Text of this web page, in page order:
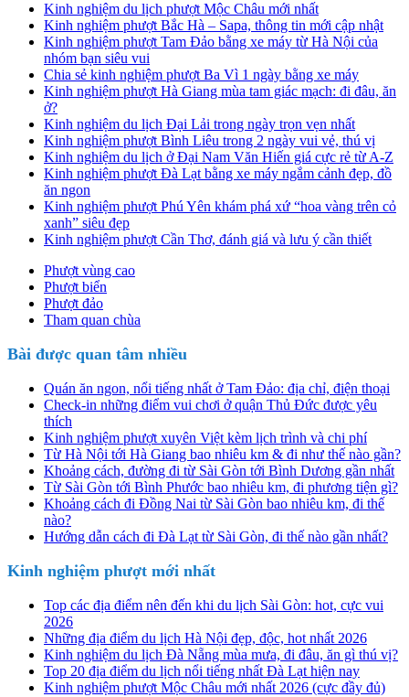
Kinh nghiệm du lịch phượt Mộc Châu mới nhất
Kinh nghiệm phượt Bắc Hà – Sapa, thông tin mới cập nhật
Kinh nghiệm phượt Tam Đảo bằng xe máy từ Hà Nội của
nhóm bạn siêu vui
Chia sẻ kinh nghiệm phượt Ba Vì 1 ngày bằng xe máy
Kinh nghiệm phượt Hà Giang mùa tam giác mạch: đi đâu, ăn
ở?
Kinh nghiệm du lịch Đại Lải trong ngày trọn vẹn nhất
Kinh nghiệm phượt Bình Liêu trong 2 ngày vui vẻ, thú vị
Kinh nghiệm du lịch ở Đại Nam Văn Hiến giá cực rẻ từ A-Z
Kinh nghiệm phượt Đà Lạt bằng xe máy ngắm cảnh đẹp, đồ
ăn ngon
Kinh nghiệm phượt Phú Yên khám phá xứ “hoa vàng trên cỏ
xanh” siêu đẹp
Kinh nghiệm phượt Cần Thơ, đánh giá và lưu ý cần thiết
Phượt vùng cao
Phượt biển
Phượt đảo
Tham quan chùa
Bài được quan tâm nhiều
Quán ăn ngon, nổi tiếng nhất ở Tam Đảo: địa chỉ, điện thoại
Check-in những điểm vui chơi ở quận Thủ Đức được yêu
thích
Kinh nghiệm phượt xuyên Việt kèm lịch trình và chi phí
Từ Hà Nội tới Hà Giang bao nhiêu km & đi như thế nào gần?
Khoảng cách, đường đi từ Sài Gòn tới Bình Dương gần nhất
Từ Sài Gòn tới Bình Phước bao nhiêu km, đi phương tiện gì?
Khoảng cách đi Đồng Nai từ Sài Gòn bao nhiêu km, đi thế
nào?
Hướng dẫn cách đi Đà Lạt từ Sài Gòn, đi thế nào gần nhất?
Kinh nghiệm phượt mới nhất
Top các địa điểm nên đến khi du lịch Sài Gòn: hot, cực vui
2026
Những địa điểm du lịch Hà Nội đẹp, độc, hot nhất 2026
Kinh nghiệm du lịch Đà Nẵng mùa mưa, đi đâu, ăn gì thú vị?
Top 20 địa điểm du lịch nổi tiếng nhất Đà Lạt hiện nay
Kinh nghiệm phượt Mộc Châu mới nhất 2026 (cực đầy đủ)